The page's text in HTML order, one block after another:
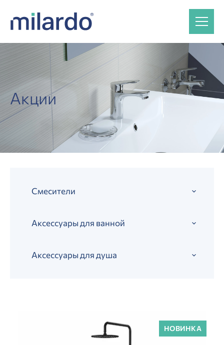
Акции
Смесители
Аксессуары для ванной
Аксессуары для душа
НОВИНКА